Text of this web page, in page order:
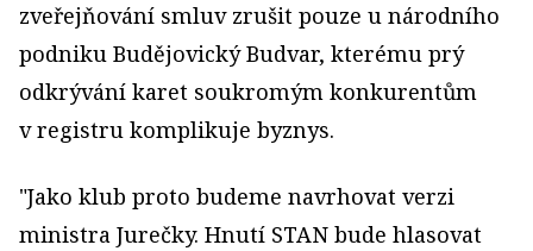
zveřejňování smluv zrušit pouze u národního
podniku Budějovický Budvar, kterému prý
odkrývání karet soukromým konkurentům
v registru komplikuje byznys.
"Jako klub proto budeme navrhovat verzi
ministra Jurečky. Hnutí STAN bude hlasovat